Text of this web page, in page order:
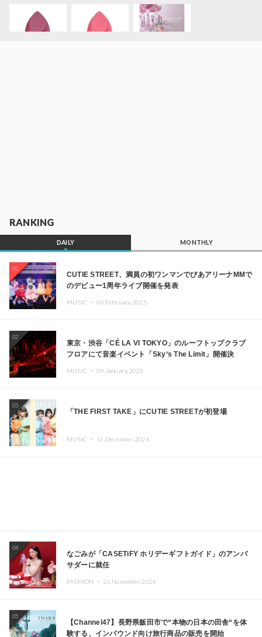
RANKING
DAILY MONTHLY
01
CUTIE STREET、満員の初ワンマンでぴあアリーナMMで
のデビュー1周年ライブ開催を発表
MUSIC ・ 04.February.2025
02
東京・渋谷「CÉ LA VI TOKYO」のルーフトップクラブ
フロアにて音楽イベント「Sky‘s The Limit」開催決
Kza（FORCE OF NATURE）ら日本を代表するDJ・クリ
MUSIC ・ 09.January.2025
03
「THE FIRST TAKE」にCUTIE STREETが初登場
MUSIC ・ 16.December.2024
04
なごみが「CASETiFY ホリデーギフトガイド」のアンバ
サダーに就任
FASHION ・ 26.November.2024
05
【Channel47】長野県飯田市で“本物の日本の田舎“を体
験する、インバウンド向け旅行商品の販売を開始